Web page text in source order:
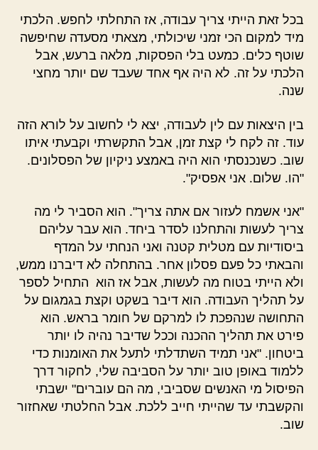
בכל זאת הייתי צריך עבודה, אז התחלתי לחפש. הלכתי
מיד למקום הכי זמני שיכולתי, מצאתי מסעדה שחיפשה
שוטף כלים. כמעט בלי הפסקות, מלאה ברעש, אבל
הלכתי על זה. לא היה אף אחד שעבד שם יותר מחצי
שנה.
בין היצאות עם לין לעבודה, יצא לי לחשוב על לורא הזה
עוד. זה לקח לי קצת זמן, אבל התקשרתי וקבעתי איתו
שוב. כשנכנסתי הוא היה באמצע ניקיון של הפסלונים.
"הו. שלום. אני אפסיק".
"אני אשמח לעזור אם אתה צריך". הוא הסביר לי מה
צריך לעשות והתחלנו לסדר ביחד. הוא עבר עליהם
ביסודיות עם מטלית קטנה ואני הנחתי על המדף
והבאתי כל פעם פסלון אחר. בהתחלה לא דיברנו ממש,
ולא הייתי בטוח מה לעשות, אבל אז הוא התחיל לספר
על תהליך העבודה. הוא דיבר בשקט וקצת בגמגום על
התחושה שנהפכת לו למרקם של חומר בראש. הוא
פירט את תהליך ההכנה וככל שדיבר נהיה לו יותר
ביטחון. "אני תמיד השתדלתי לתעל את האומנות כדי
ללמוד באופן טוב יותר על הסביבה שלי, לחקור דרך
הפיסול מי האנשים שסביבי, מה הם עוברים" ישבתי
והקשבתי עד שהייתי חייב ללכת. אבל החלטתי שאחזור
שוב.